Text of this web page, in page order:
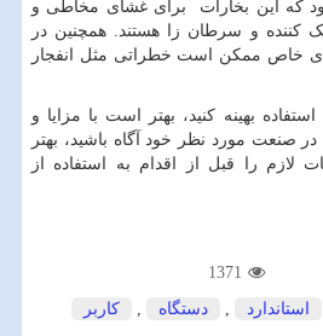
که این بخارات برای غشای مخاطی و
کننده و سرطان زا هستند. همچنین در
خاص ممکن است خطراتی مثل انفجار
استفاده بهینه کنید، بهتر است با مزایا و
در صنعت مورد نظر خود آگاه باشید، بهتر
لازم را قبل از اقدام به استفاده از
1371
استاندارد , دستگاه , كاربر